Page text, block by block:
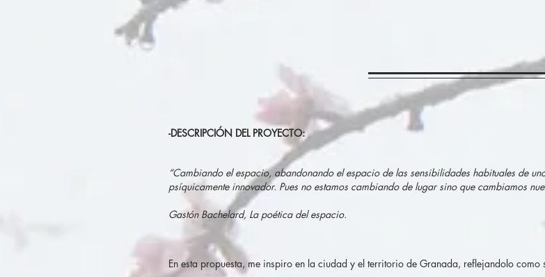
-DESCRIPCIÓN DEL PROYECTO:
“Cambiando el espacio, abandonando el espacio de las sensibilidades habituales de
psíquicamente innovador. Pues no estamos cambiando de lugar sino que cambiamos
Gastón Bachelard, La poética del espacio.
En esta propuesta, me inspiro en la ciudad y el territorio de Granada, reflejandolo